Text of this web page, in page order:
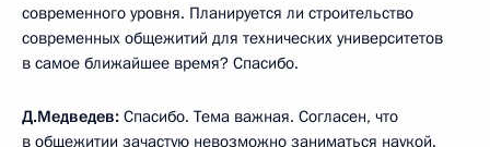
современного уровня. Планируется ли строительство
современных общежитий для технических университетов
в самое ближайшее время? Спасибо.
Д.Медведев: Спасибо. Тема важная. Согласен, что
в общежитии зачастую невозможно заниматься наукой.